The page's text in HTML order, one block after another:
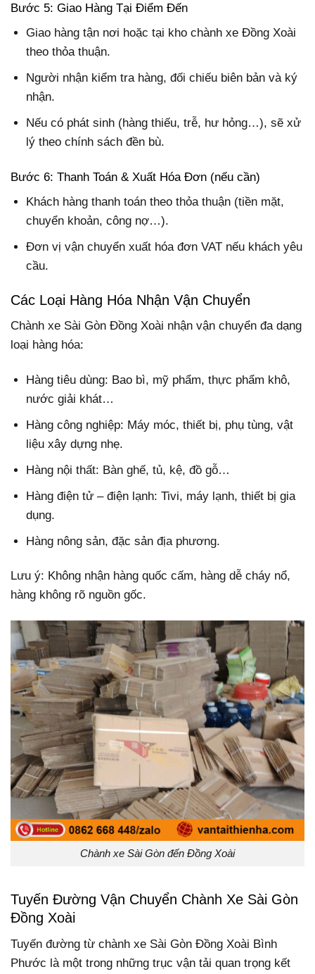
Bước 5: Giao Hàng Tại Điểm Đến
Giao hàng tận nơi hoặc tại kho chành xe Đồng Xoài
theo thỏa thuận.
Người nhận kiểm tra hàng, đối chiếu biên bản và ký
nhận.
Nếu có phát sinh (hàng thiếu, trễ, hư hỏng…), sẽ xử
lý theo chính sách đền bù.
Bước 6: Thanh Toán & Xuất Hóa Đơn (nếu cần)
Khách hàng thanh toán theo thỏa thuận (tiền mặt,
chuyển khoản, công nợ…).
Đơn vị vận chuyển xuất hóa đơn VAT nếu khách yêu
cầu.
Các Loại Hàng Hóa Nhận Vận Chuyển
Chành xe Sài Gòn Đồng Xoài nhận vận chuyển đa dạng
loại hàng hóa:
Hàng tiêu dùng: Bao bì, mỹ phẩm, thực phẩm khô,
nước giải khát…
Hàng công nghiệp: Máy móc, thiết bị, phụ tùng, vật
liệu xây dựng nhẹ.
Hàng nội thất: Bàn ghế, tủ, kệ, đồ gỗ…
Hàng điện tử – điện lạnh: Tivi, máy lạnh, thiết bị gia
dụng.
Hàng nông sản, đặc sản địa phương.
Lưu ý: Không nhận hàng quốc cấm, hàng dễ cháy nổ,
hàng không rõ nguồn gốc.
Chành xe Sài Gòn đến Đồng Xoài
Tuyến Đường Vận Chuyển Chành Xe Sài Gòn
Đồng Xoài
Tuyến đường từ chành xe Sài Gòn Đồng Xoài Bình
Phước là một trong những trục vận tải quan trọng kết